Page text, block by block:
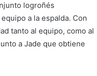
logroñés
a la espalda. Con
tanto al equipo, como al
a Jade que obtiene